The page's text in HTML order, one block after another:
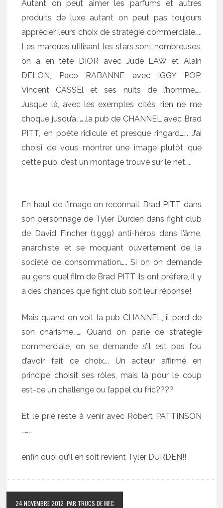
Autant on peut aimer les parfums et autres
produits de luxe autant on peut pas toujours
apprécier leurs choix de stratégie commerciale…..
Les marques utilisant les stars sont nombreuses,
on a en tête DIOR avec Jude LAW et Alain
DELON, Paco RABANNE avec IGGY POP,
Vincent CASSEl et ses nuits de l’homme……
Jusque là, avec les exemples cités, rien ne me
choque jusqu’à……..la pub de CHANNEL avec Brad
PITT, en poète ridicule et presque ringard……. J’ai
choisi de vous montrer une image plutôt que
cette pub, c’est un montage trouvé sur le net…..
En haut de l’image on reconnait Brad PITT dans
son personnage de Tyler Durden dans fight club
de David Fincher (1999) anti-héros dans l’âme,
anarchiste et se moquant ouvertement de la
société de consommation….. Si on on demande
au gens quel film de Brad PITT ils ont préféré, il y
a des chances que fight club soit leur réponse!
Mais quand on voit la pub CHANNEL, il perd de
son charisme……. Quand on parle de stratégie
commerciale, on se demande s’il est pas fou
d’avoir fait ce choix…. Un acteur affirmé en
principe choisit ses rôles, mais là pour le coup
est-ce un challenge ou l’appel du fric????
Et le prie reste à venir avec Robert PATTINSON
………
enfin quoi qu’il en soit revient Tyler DURDEN!!
24 NOVEMBRE 2012 PAR TRUCS DE MEC